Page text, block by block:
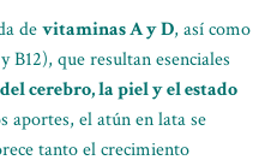
devitaminas A y D, así como
B12), que resultan esenciales
cerebro, la piel y el estado
aportes, el atún en lata se
tanto el crecimiento